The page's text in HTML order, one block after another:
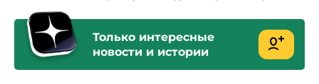
Только интересные
новости и истории